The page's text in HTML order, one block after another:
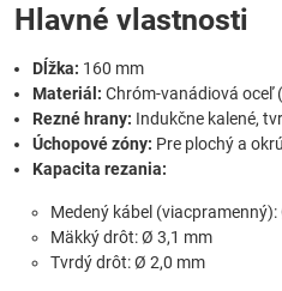
Hlavné vlastnosti
Dĺžka: 160 mm
Materiál: Chróm-vanádiová oceľ
Rezné hrany: Indukčne kalené,
Úchopové zóny: Pre plochý a
Kapacita rezania:
Medený kábel
Mäkký drôt: Ø 3,1 mm
Tvrdý drôt: Ø 2,0 mm